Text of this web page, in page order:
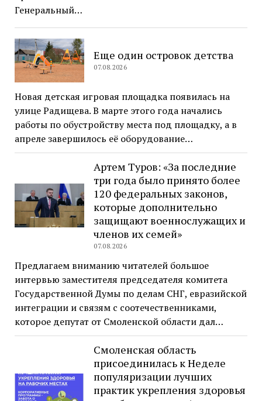
Генеральный…
Еще один островок детства
07.08.2026
Новая детская игровая площадка появилась на
улице Радищева. В марте этого года начались
работы по обустройству места под площадку, а в
апреле завершилось её оборудование…
Артем Туров: «За последние
три года было принято более
120 федеральных законов,
которые дополнительно
защищают военнослужащих и
членов их семей»
07.08.2026
Предлагаем вниманию читателей большое
интервью заместителя председателя комитета
Государственной Думы по делам СНГ, евразийской
интеграции и связям с соотечественниками,
которое депутат от Смоленской области дал…
Смоленская область
присоединилась к Неделе
популяризации лучших
практик укрепления здоровья